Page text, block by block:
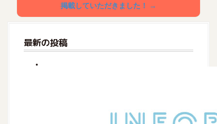
t
n
a
掲載していただきました！
→
最新の投稿